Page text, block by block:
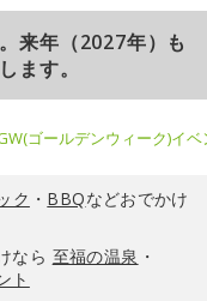
来年（2027年）も
ます。
ゴールデンウィーク)イ
ク ・ BBQなどおでかけ
なら 至福の温泉 ・
ト